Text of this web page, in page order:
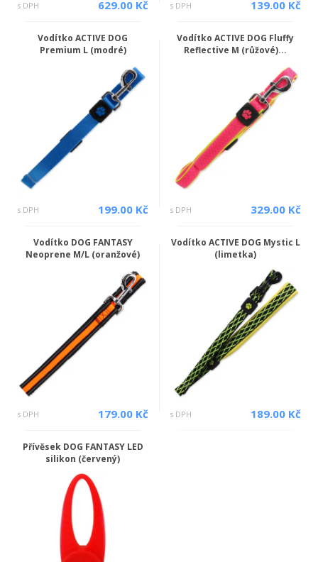
s DPH 629.00 Kč s DPH 139.00 Kč
Vodítko ACTIVE DOG
Premium L (modré)
s DPH 199.00 Kč
Vodítko ACTIVE DOG Fluffy
Reflective M (růžové)...
s DPH 329.00 Kč
Vodítko DOG FANTASY
Neoprene M/L (oranžové)
s DPH 179.00 Kč
Vodítko ACTIVE DOG Mystic L
(limetka)
s DPH 189.00 Kč
Přívěsek DOG FANTASY LED
silikon (červený)